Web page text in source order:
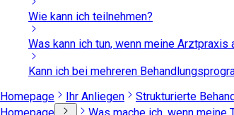
Wie kann ich teilnehmen?
Was kann ich tun, wenn meine
Kann ich bei mehreren
Homepage
Ihr Anliegen Strukturierte